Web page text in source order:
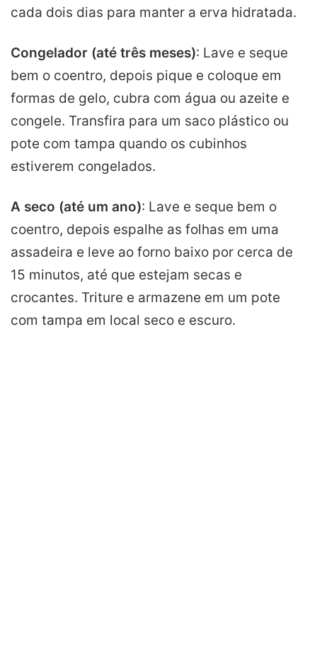
cada dois dias para manter a erva hidratada.
Congelador (até três meses): Lave e seque
bem o coentro, depois pique e coloque em
formas de gelo, cubra com água ou azeite e
congele. Transfira para um saco plástico ou
pote com tampa quando os cubinhos
estiverem congelados.
A seco (até um ano): Lave e seque bem o
coentro, depois espalhe as folhas em uma
assadeira e leve ao forno baixo por cerca de
15 minutos, até que estejam secas e
crocantes. Triture e armazene em um pote
com tampa em local seco e escuro.